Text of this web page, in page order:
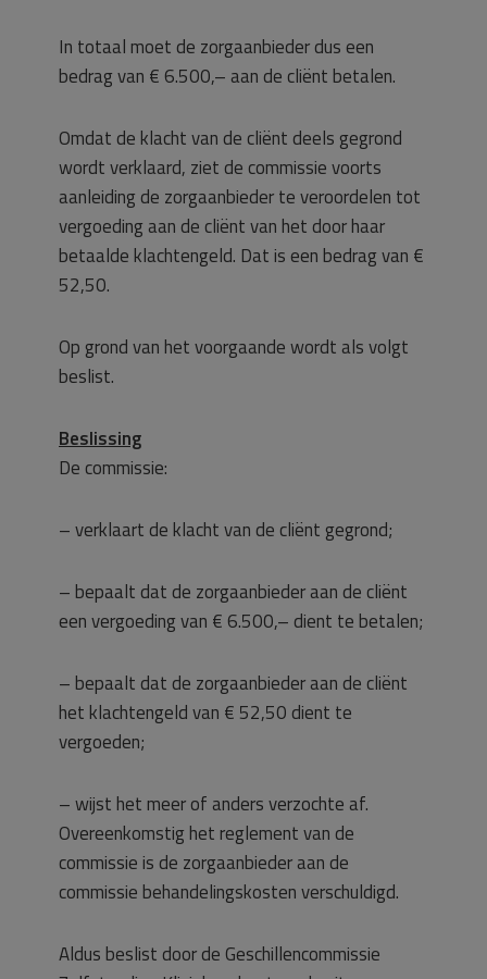
In totaal moet de zorgaanbieder dus een
bedrag van € 6.500,– aan de cliënt betalen.
Omdat de klacht van de cliënt deels gegrond
wordt verklaard, ziet de commissie voorts
aanleiding de zorgaanbieder te veroordelen tot
vergoeding aan de cliënt van het door haar
betaalde klachtengeld. Dat is een bedrag van €
52,50.
Op grond van het voorgaande wordt als volgt
beslist.
Beslissing
De commissie:
– verklaart de klacht van de cliënt gegrond;
– bepaalt dat de zorgaanbieder aan de cliënt
een vergoeding van € 6.500,– dient te betalen;
– bepaalt dat de zorgaanbieder aan de cliënt
het klachtengeld van € 52,50 dient te
vergoeden;
– wijst het meer of anders verzochte af.
Overeenkomstig het reglement van de
commissie is de zorgaanbieder aan de
commissie behandelingskosten verschuldigd.
Aldus beslist door de Geschillencommissie